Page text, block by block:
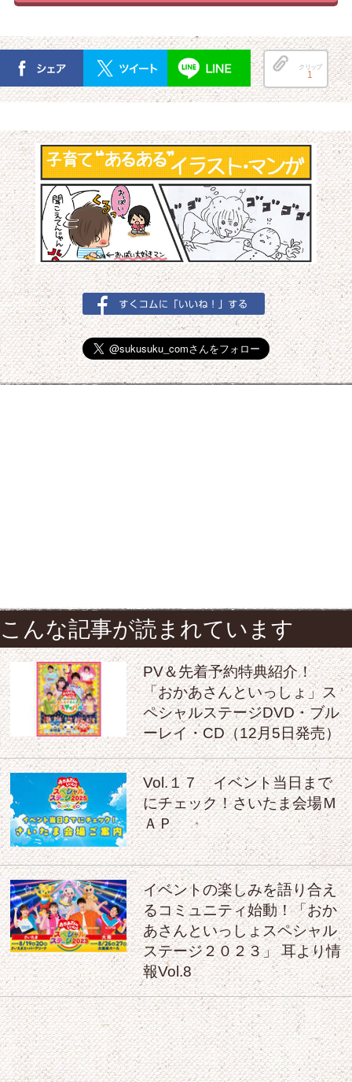
クリップ
1
こんな記事が読まれています
PV＆先着予約特典紹介！
「おかあさんといっしょ」ス
ペシャルステージDVD・ブル
ーレイ・CD（12月5日発売）
Vol.１７ イベント当日まで
にチェック！さいたま会場Ｍ
ＡＰ
イベントの楽しみを語り合え
るコミュニティ始動！「おか
あさんといっしょスペシャル
ステージ２０２３」 耳より情
報Vol.8